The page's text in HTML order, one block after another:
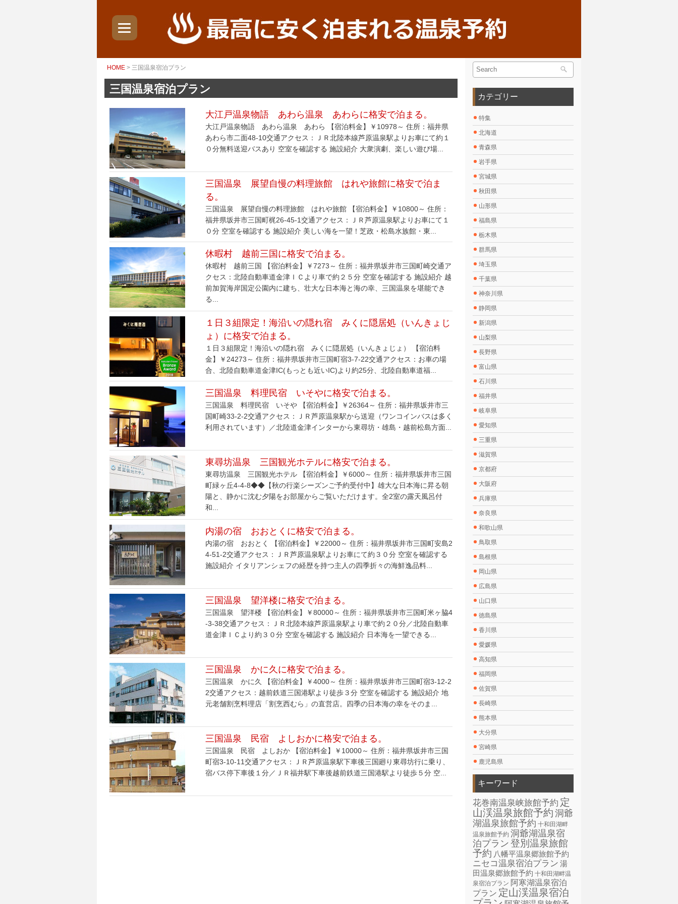
HOME > 三国温泉宿泊プラン
三国温泉宿泊プラン
大江戸温泉物語 あわら温泉 あわらに格安で泊まる。
大江戸温泉物語 あわら温泉 あわら 【宿泊料金】￥10978～ 住所：福井県
あわら市二面48-10交通アクセス：ＪＲ北陸本線芦原温泉駅よりお車にて約１
０分無料送迎バスあり 空室を確認する 施設紹介 大衆演劇、楽しい遊び場...
三国温泉 展望自慢の料理旅館 はれや旅館に格安で泊ま
る。
三国温泉 展望自慢の料理旅館 はれや旅館 【宿泊料金】￥10800～ 住所：
福井県坂井市三国町梶26-45-1交通アクセス：ＪＲ芦原温泉駅よりお車にて１
０分 空室を確認する 施設紹介 美しい海を一望！芝政・松島水族館・東...
休暇村 越前三国に格安で泊まる。
休暇村 越前三国 【宿泊料金】￥7273～ 住所：福井県坂井市三国町崎交通ア
クセス：北陸自動車道金津ＩＣより車で約２５分 空室を確認する 施設紹介 越
前加賀海岸国定公園内に建ち、壮大な日本海と海の幸、三国温泉を堪能でき
る...
１日３組限定！海沿いの隠れ宿 みくに隠居処（いんきょじ
ょ）に格安で泊まる。
１日３組限定！海沿いの隠れ宿 みくに隠居処（いんきょじょ） 【宿泊料
金】￥24273～ 住所：福井県坂井市三国町宿3-7-22交通アクセス：お車の場
合、北陸自動車道金津IC(もっとも近いIC)より約25分、北陸自動車道福...
三国温泉 料理民宿 いそやに格安で泊まる。
三国温泉 料理民宿 いそや 【宿泊料金】￥26364～ 住所：福井県坂井市三
国町崎33-2-2交通アクセス：ＪＲ芦原温泉駅から送迎（ワンコインバスは多く
利用されています）／北陸道金津インターから東尋坊・雄島・越前松島方面...
東尋坊温泉 三国観光ホテルに格安で泊まる。
東尋坊温泉 三国観光ホテル 【宿泊料金】￥6000～ 住所：福井県坂井市三国
町緑ヶ丘4-4-8◆◆【秋の行楽シーズンご予約受付中】雄大な日本海に昇る朝
陽と、静かに沈む夕陽をお部屋からご覧いただけます。全2室の露天風呂付
和...
内湯の宿 おおとくに格安で泊まる。
内湯の宿 おおとく 【宿泊料金】￥22000～ 住所：福井県坂井市三国町安島2
4-51-2交通アクセス：ＪＲ芦原温泉駅よりお車にて約３０分 空室を確認する
施設紹介 イタリアンシェフの経歴を持つ主人の四季折々の海鮮逸品料...
三国温泉 望洋楼に格安で泊まる。
三国温泉 望洋楼 【宿泊料金】￥80000～ 住所：福井県坂井市三国町米ヶ脇4
-3-38交通アクセス：ＪＲ北陸本線芦原温泉駅より車で約２０分／北陸自動車
道金津ＩＣより約３０分 空室を確認する 施設紹介 日本海を一望できる...
三国温泉 かに久に格安で泊まる。
三国温泉 かに久 【宿泊料金】￥4000～ 住所：福井県坂井市三国町宿3-12-2
2交通アクセス：越前鉄道三国港駅より徒歩３分 空室を確認する 施設紹介 地
元老舗割烹料理店「割烹西むら」の直営店。四季の日本海の幸をそのま...
三国温泉 民宿 よしおかに格安で泊まる。
三国温泉 民宿 よしおか 【宿泊料金】￥10000～ 住所：福井県坂井市三国
町宿3-10-11交通アクセス：ＪＲ芦原温泉駅下車後三国廻り東尋坊行に乗り、
宿バス停下車後１分／ＪＲ福井駅下車後越前鉄道三国港駅より徒歩５分 空...
カテゴリー
特集
北海道
青森県
岩手県
宮城県
秋田県
山形県
福島県
栃木県
群馬県
埼玉県
千葉県
神奈川県
静岡県
新潟県
山梨県
長野県
富山県
石川県
福井県
岐阜県
愛知県
三重県
滋賀県
京都府
大阪府
兵庫県
奈良県
和歌山県
鳥取県
島根県
岡山県
広島県
山口県
徳島県
香川県
愛媛県
高知県
福岡県
佐賀県
長崎県
熊本県
大分県
宮崎県
鹿児島県
キーワード
花巻南温泉峡旅館予約 定
山渓温泉旅館予約 洞爺
湖温泉旅館予約 十和田湖畔
温泉旅館予約 洞爺湖温泉宿
泊プラン 登別温泉旅館
予約 八幡平温泉郷旅館予約
ニセコ温泉宿泊プラン 湯
田温泉郷旅館予約 十和田湖畔温
泉宿泊プラン 阿寒湖温泉宿泊
プラン 定山渓温泉宿泊